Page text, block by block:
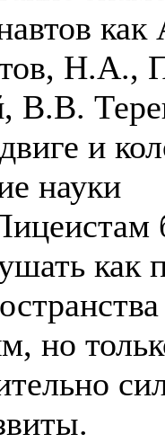
Н.А.,
В.В.
и
науки
как
но